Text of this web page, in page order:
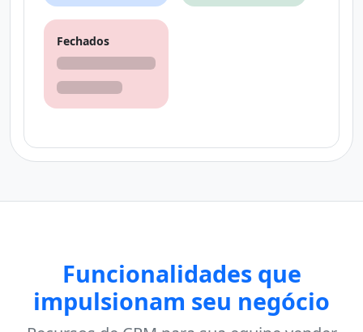
Fechados
Funcionalidades que
impulsionam seu negócio